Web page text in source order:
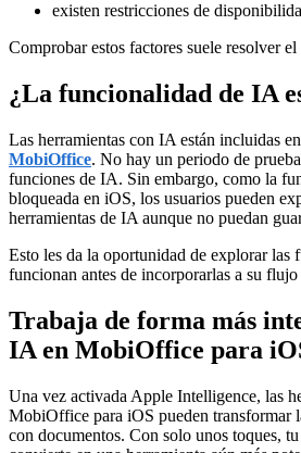
existen restricciones de
Comprobar estos factores suele resolver
¿La funcionalidad de IA
Las herramientas con IA están incluidas en
MobiOffice. No hay un periodo de
funciones de IA. Sin embargo, como la
bloqueada en iOS, los usuarios pueden
herramientas de IA aunque no puedan
Esto les da la oportunidad de explorar las
funcionan antes de incorporarlas a su flujo
Trabaja de forma más
IA en MobiOffice para
Una vez activada Apple Intelligence, las
MobiOffice para iOS pueden transformar
con documentos. Con solo unos toques,